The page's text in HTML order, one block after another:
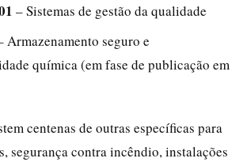
– Sistemas de gestão da qualidade
Armazenamento seguro e
química (em fase de publicação em
centenas de outras específicas para
segurança contra incêndio, instalações